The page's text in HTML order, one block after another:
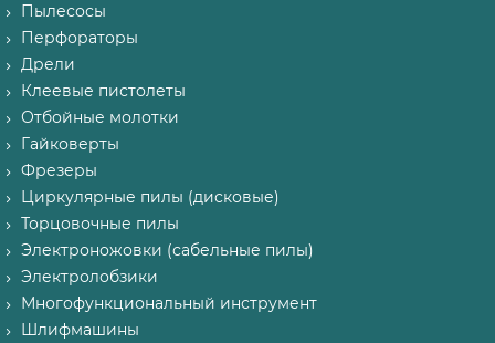
Пылесосы
Перфораторы
Дрели
Клеевые пистолеты
Отбойные молотки
Гайковерты
Фрезеры
Циркулярные пилы (дисковые)
Торцовочные пилы
Электроножовки (сабельные пилы)
Электролобзики
Многофункциональный инструмент
Шлифмашины